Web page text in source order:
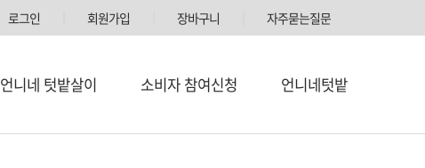
로그인 회원가입 장바구니 자주묻는질문
언니네 텃밭살이 소비자 참여신청 언니네텃밭